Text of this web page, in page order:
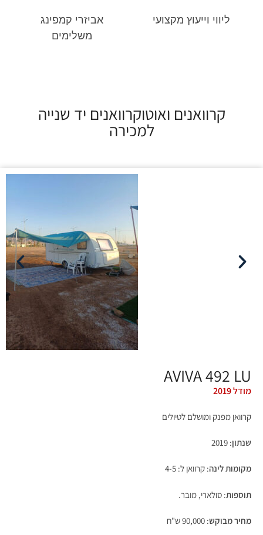
ליווי וייעוץ מקצועי
אביזרי קמפינג
משלימים
קרוואנים ואוטוקרוואנים יד שנייה
למכירה
AVIVA 492 LU
מודל 2019
קרוואן מפנק ומושלם לטיולים
שנתון: 2019
מקומות לינה: קרוואן ל: 4-5
תוספות: סולארי, מובר.
מחיר מבוקש: 90,000 ש"ח